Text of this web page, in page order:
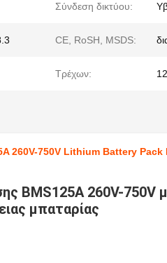
Σύνδεση δικτύου:
CE, RoSH, MSDS:
Τρέχων:
260V-750V Lithium Battery
BMS125A 260V-750V
μπαταρίας